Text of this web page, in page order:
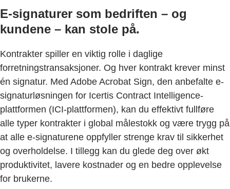
E-signaturer som bedriften – og
kundene – kan stole på.
Kontrakter spiller en viktig rolle i daglige
forretningstransaksjoner. Og hver kontrakt krever minst
én signatur. Med Adobe Acrobat Sign, den anbefalte e-
signaturløsningen for Icertis Contract Intelligence-
plattformen (ICI-plattformen), kan du effektivt fullføre
alle typer kontrakter i global målestokk og være trygg på
at alle e-signaturene oppfyller strenge krav til sikkerhet
og overholdelse. I tillegg kan du glede deg over økt
produktivitet, lavere kostnader og en bedre opplevelse
for brukerne.